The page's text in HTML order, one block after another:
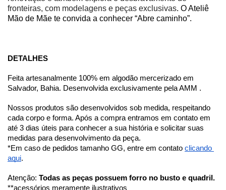
fronteiras, com modelagens e peças exclusivas. O Ateliê
Mão de Mãe te convida a conhecer “Abre caminho”.
DETALHES
Feita artesanalmente 100% em algodão mercerizado em
Salvador, Bahia. Desenvolvida exclusivamente pela AMM .
Nossos produtos são desenvolvidos sob medida, respeitando
cada corpo e forma. Após a compra entramos em contato em
até 3 dias úteis para conhecer a sua história e solicitar suas
medidas para desenvolvimento da peça.
*Em caso de pedidos tamanho GG, entre em contato clicando
aqui.
Atenção: Todas as peças possuem forro no busto e quadril.
**acessórios meramente ilustrativos